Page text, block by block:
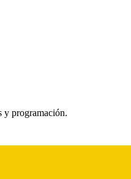
y programación.